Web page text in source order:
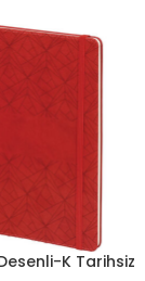
K Tarihsiz